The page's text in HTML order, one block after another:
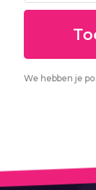
We hebben je